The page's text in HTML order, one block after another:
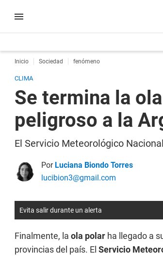
Inicio Sociedad fenómeno
CLIMA
Se termina la
peligroso a la
El Servicio Meteorológico
Por Luciana Biondo Torres
lucibion3@gmail.com
Evita salir durante un alerta
Finalmente, la ola polar ha llegado a
provincias del país. El Servicio